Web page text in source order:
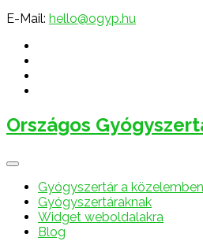
E-Mail: hello@ogyp.hu
Országos
Gyógyszertár a közelemben
Gyógyszertáraknak
Widget weboldalakra
Blog